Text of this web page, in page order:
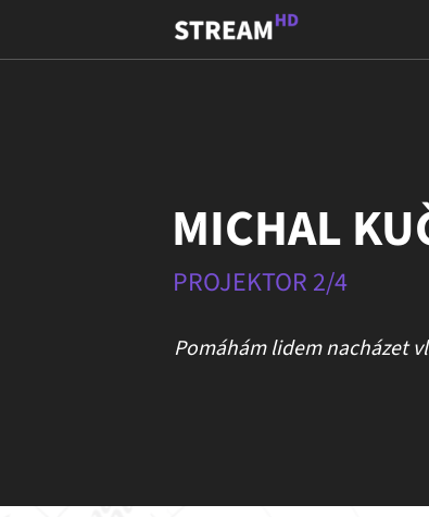
MICHAL
PROJEKTOR 2/4
Pomáhám lidem nacházet